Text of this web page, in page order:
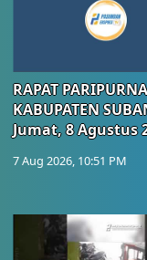
RAPAT
KABUPATEN
Jumat, 8 Agustus
7 Aug 2026, 10:51 PM